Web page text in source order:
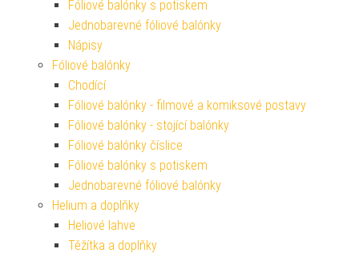
Fóliové balónky s potiskem
Jednobarevné fóliové balónky
Nápisy
Fóliové balónky
Chodící
Fóliové balónky - filmové a komiksové postavy
Fóliové balónky - stojící balónky
Fóliové balónky číslice
Fóliové balónky s potiskem
Jednobarevné fóliové balónky
Helium a doplňky
Heliové lahve
Těžítka a doplňky